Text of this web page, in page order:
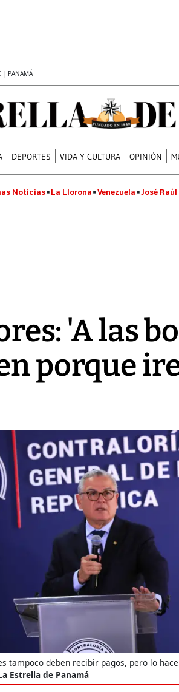
| PANAMÁ
DEPORTES VIDA Y CULTURA OPINIÓN
Noticias La Llorona Venezuela José
'A las
porque
tampoco deben recibir pagos, pero lo
Estrella de Panamá
Video, Japón:
deja heridos y
daños en
Un fuerte terremoto de
7,1 se registró este martes
julio en la prefectura de
al sur de Japón,